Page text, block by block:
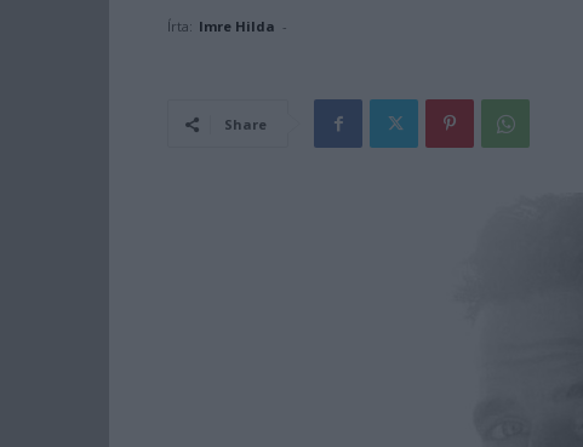
Írta: Imre Hilda -
Share